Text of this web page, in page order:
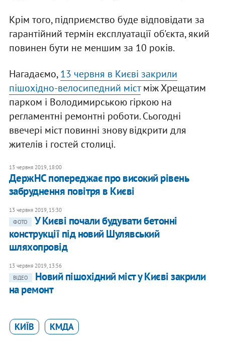
Крім того, підприємство буде відповідати за
гарантійний термін експлуатації об'єкта, який
повинен бути не меншим за 10 років.
Нагадаємо,13 червня в Києві закрили
пішохідно-велосипедний містміж Хрещатим
парком і Володимирською гіркою на
регламентні ремонтні роботи. Сьогодні
ввечері міст повинні знову відкрити для
жителів і гостей столиці.
13 червня 2019, 18:00
ДержНС попереджає про високий рівень
забруднення повітря в Києві
13 червня 2019, 15:30
ФОТО
У Києві почали будувати бетонні
конструкції під новий Шулявський
шляхопровід
13 червня 2019, 13:56
ВІДЕО
Новий пішохідний міст у Києві закрили
на ремонт
КИЇВ КМДА